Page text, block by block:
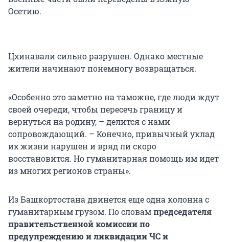
Осетию.
Цхинавали сильно разрушен. Однако местные
жители начинают понемногу возвращаться.
«Особенно это заметно на таможне, где люди ждут
своей очереди, чтобы пересечь границу и
вернуться на родину, – делится с нами
сопровождающий. – Конечно, привычный уклад
их жизни нарушен и вряд ли скоро
восстановится. Но гуманитарная помощь им идет
из многих регионов страны».
Из Башкортостана двинется еще одна колонна с
гуманитарным грузом. По словампредседателя
правительственной комиссии по
предупреждению и ликвидации ЧС и